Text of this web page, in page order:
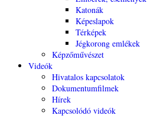
Katonák
Képeslapok
Térképek
Jégkorong emlékek
Képzőművészet
Videók
Hivatalos kapcsolatok
Dokumentumfilmek
Hírek
Kapcsolódó videók